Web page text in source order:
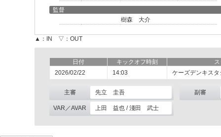
監督
樹森 大介
▲：IN ▽：OUT
日付 キックオフ時刻
2026/02/22
14:03 ケーズデンキス
主審 先立 圭吾 副審
VAR／AVAR 上田 益也 / 淺田 武士